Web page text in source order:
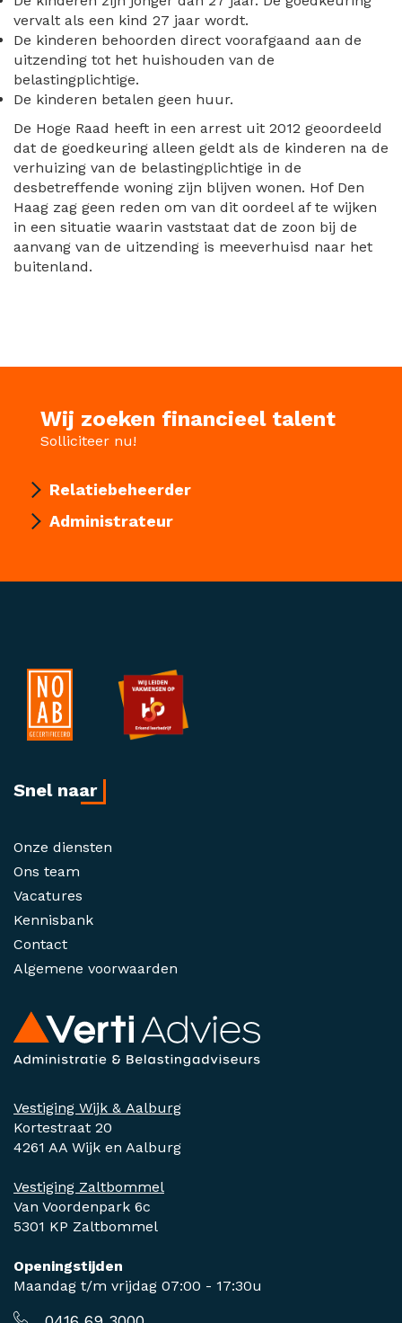
vervalt als een kind 27 jaar wordt.
De kinderen behoorden direct voorafgaand aan de
uitzending tot het huishouden van de
belastingplichtige.
De kinderen betalen geen huur.
De Hoge Raad heeft in een arrest uit 2012 geoordeeld
dat de goedkeuring alleen geldt als de kinderen na de
verhuizing van de belastingplichtige in de
desbetreffende woning zijn blijven wonen. Hof Den
Haag zag geen reden om van dit oordeel af te wijken
in een situatie waarin vaststaat dat de zoon bij de
aanvang van de uitzending is meeverhuisd naar het
buitenland.
Wij zoeken financieel talent
Solliciteer nu!
Relatiebeheerder
Administrateur
Vestiging Wijk & Aalburg
Kortestraat 20
4261 AA Wijk en Aalburg
Vestiging Zaltbommel
Van Voordenpark 6c
5301 KP Zaltbommel
Openingstijden
Maandag t/m vrijdag 07:00 - 17:30u
Snel naar
Onze diensten
Ons team
Vacatures
Kennisbank
Contact
Algemene voorwaarden